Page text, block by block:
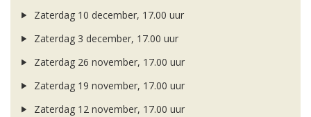
Zaterdag 10 december, 17.00 uur
Zaterdag 3 december, 17.00 uur
Zaterdag 26 november, 17.00 uur
Zaterdag 19 november, 17.00 uur
Zaterdag 12 november, 17.00 uur